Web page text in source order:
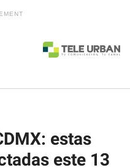
estas
este 13